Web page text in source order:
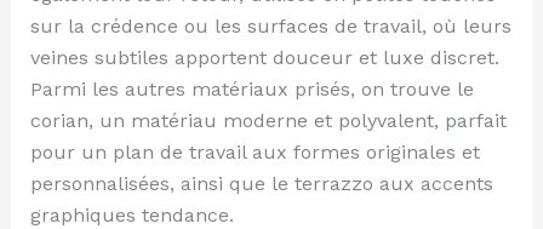
sur la crédence ou les surfaces de travail, où leurs
veines subtiles apportent douceur et luxe discret.
Parmi les autres matériaux prisés, on trouve le
corian, un matériau moderne et polyvalent, parfait
pour un plan de travail aux formes originales et
personnalisées, ainsi que le terrazzo aux accents
graphiques tendance.